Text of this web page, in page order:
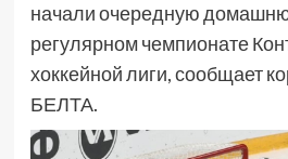
начали очередную
регулярном чемпионате
хоккейной лиги, сообщает
БЕЛТА.